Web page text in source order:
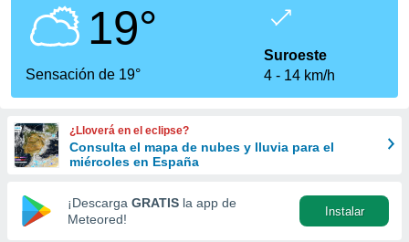
se
calidad.
a este
las
y
forma
digital
basada
19°
Sensación de 19°
Suroeste
4
14 km/h
¿Lloverá en el eclipse?
Consulta el mapa de nubes y lluvia para el
miércoles en España
¡Descarga GRATIS la app de
Meteored!
Instalar